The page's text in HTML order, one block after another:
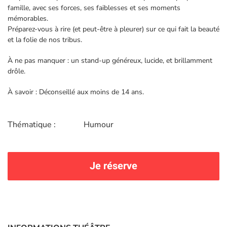
famille, avec ses forces, ses faiblesses et ses moments
mémorables.
Préparez-vous à rire (et peut-être à pleurer) sur ce qui fait la beauté
et la folie de nos tribus.
À ne pas manquer : un stand-up généreux, lucide, et brillamment
drôle.
À savoir : Déconseillé aux moins de 14 ans.
Thématique : Humour
Je réserve